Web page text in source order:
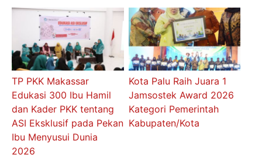
TP PKK Makassar
Edukasi 300 Ibu Hamil
dan Kader PKK tentang
ASI Eksklusif pada Pekan
Ibu Menyusui Dunia
2026
Kota Palu Raih Juara 1
Jamsostek Award 2026
Kategori Pemerintah
Kabupaten/Kota